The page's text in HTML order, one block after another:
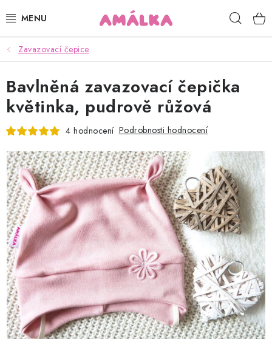
na
KOJENECKÉ, DĚTSKÉ OBLEČENÍ
ČEPICE, RUKAVICE, NÁKRČNÍKY
OSUŠKY, BRYNDÁKY, DEKY, DOPLŇKY
POUKAZY
KONTAKTY
HODNOCENÍ OBCHODU
Kontakty Proč AMÁLKA?
Doprava a platba
Tabulka velikostí
Postup pro vrácení a výměnu
Velkoobchod
Obchodní podmínky
Podmínky ochrany osobních údajů
Blog
Zavazovací čepice
Bavlněná zavazovací čepička
květinka, pudrově růžová
4 hodnocení Podrobnosti hodnocení